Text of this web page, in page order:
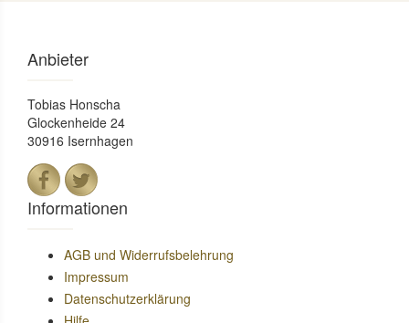
Anbieter
Tobias Honscha
Glockenheide 24
30916 Isernhagen
Informationen
AGB und Widerrufsbelehrung
Impressum
Datenschutzerklärung